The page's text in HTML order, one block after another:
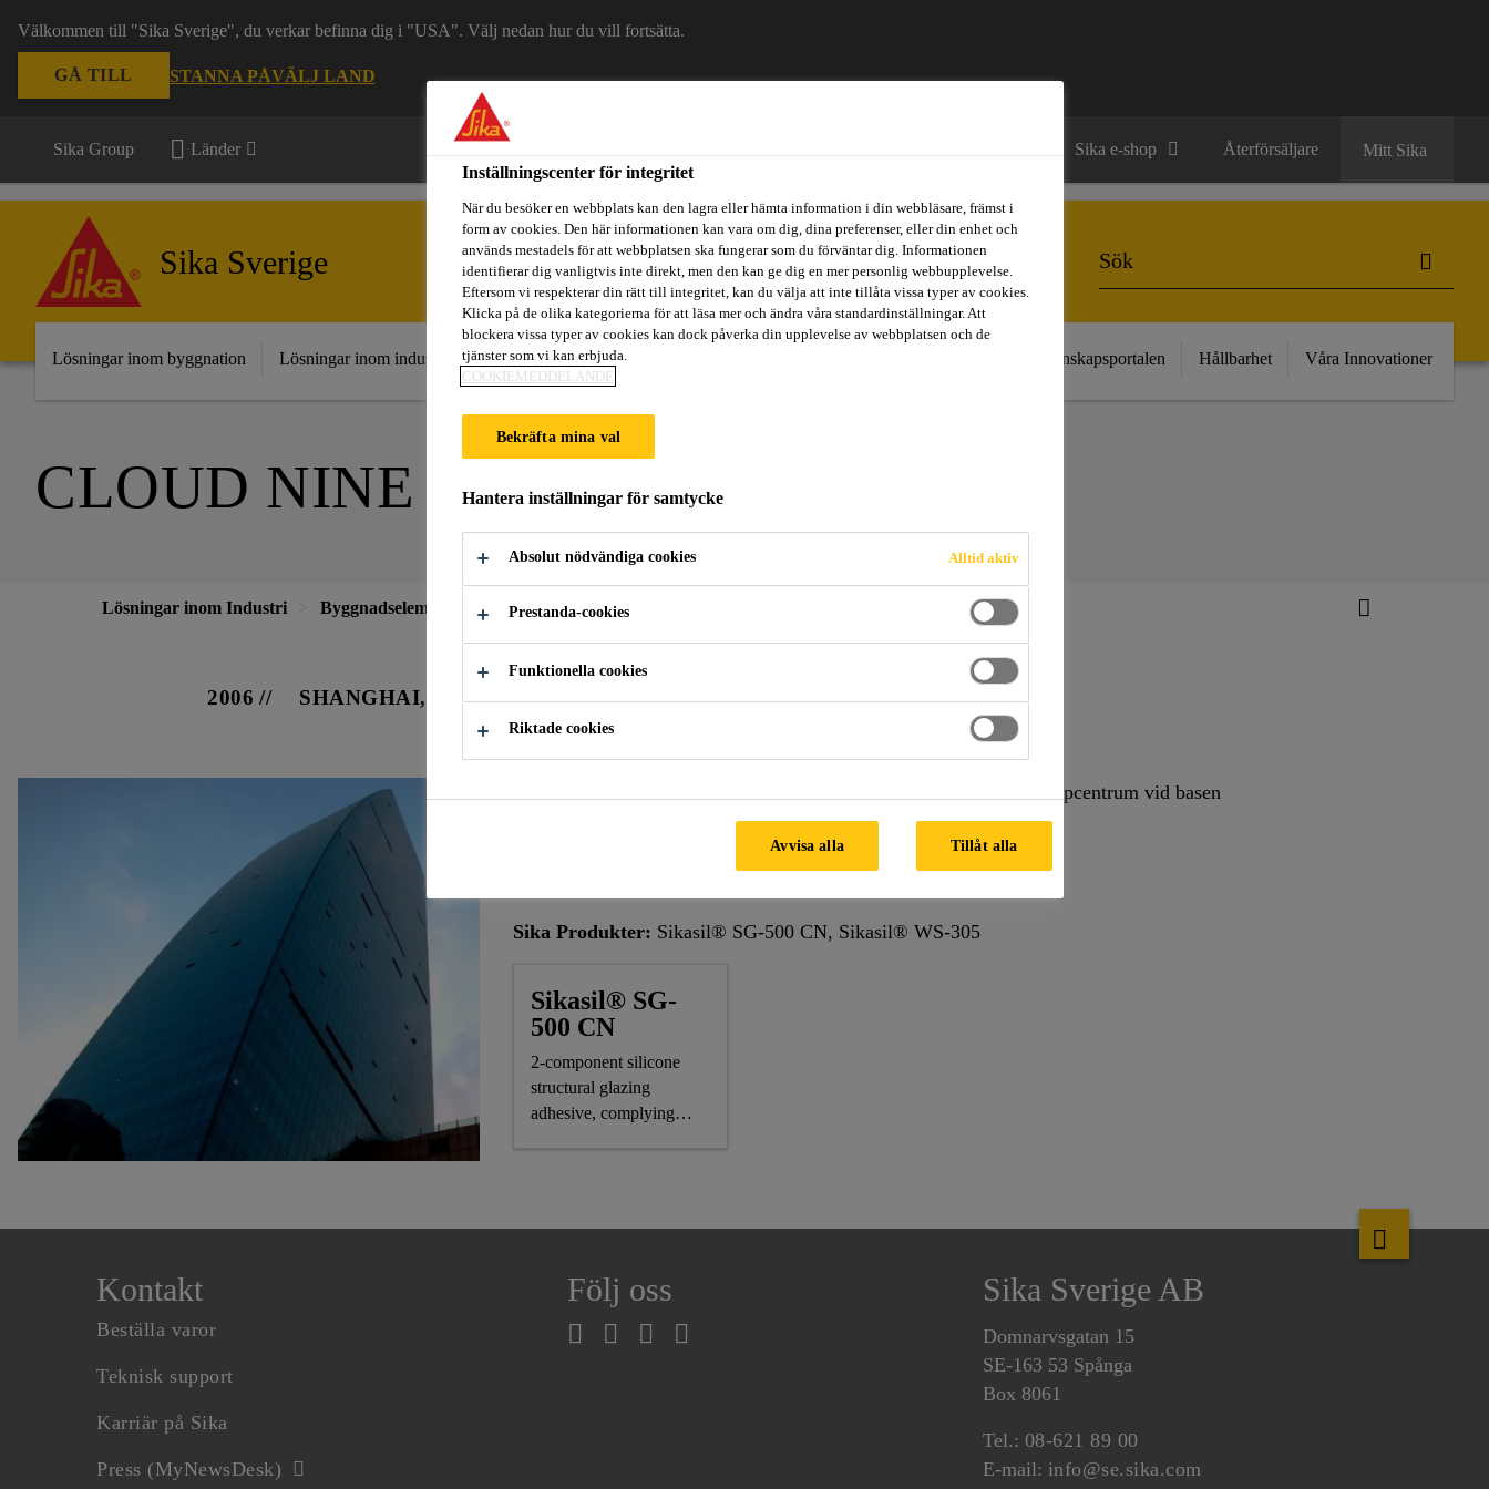
Välkommen till "Sika Sverige", du verkar befinna dig i "USA". Välj nedan hur du vill fortsätta.
GÅ TILL STANNA PÅVÄLJ LAND
Sika Group Länder Sika e-shop Återförsäljare Mitt Sika
Sika Sverige
Lösningar inom byggnation Lösningar inom industri Fritidsbåtar Referenser Kunskapsportalen Hållbarhet Våra Innovationer
CLOUD NINE PLAZA
Lösningar inom Industri Byggnadselement Fasad Cloud nine plaza
2006 SHANGHAI, CHINA
Cloud Nine är en 238 meter hög skyskrapa (58 våningar) med ett köpcentrum vid basen
Sika Produkter: Sikasil® SG-500 CN, Sikasil® WS-305
Sikasil® SG-
500 CN
2-component silicone
structural glazing
adhesive, complying
Kontakt
Beställa varor
Teknisk support
Karriär på Sika
Press (MyNewsDesk)
Följ oss Sika Sverige AB
Domnarvsgatan 15
SE-163 53 Spånga
Box 8061
Tel.: 08-621 89 00
E-mail: info@se.sika.com
Inställningscenter för integritet
När du besöker en webbplats kan den lagra eller hämta information i din webbläsare, främst i
form av cookies. Den här informationen kan vara om dig, dina preferenser, eller din enhet och
används mestadels för att webbplatsen ska fungerar som du förväntar dig. Informationen
identifierar dig vanligtvis inte direkt, men den kan ge dig en mer personlig webbupplevelse.
Eftersom vi respekterar din rätt till integritet, kan du välja att inte tillåta vissa typer av cookies.
Klicka på de olika kategorierna för att läsa mer och ändra våra standardinställningar. Att
blockera vissa typer av cookies kan dock påverka din upplevelse av webbplatsen och de
tjänster som vi kan erbjuda.
COOKIEMEDDELANDE
Bekräfta mina val
Hantera inställningar för samtycke
Absolut nödvändiga cookies Alltid aktiv
Prestanda-cookies
Funktionella cookies
Riktade cookies
Avvisa alla Tillåt alla